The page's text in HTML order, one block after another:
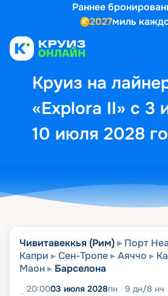
Раннее
2027миль
Круиз на
«Explora II» с 3
10 июля 2028
Выбор кают
Чивитавеккья (Рим) Порт
Капри
Сен-Тропе Аяччо
Маон
Барселона
20:0003 июля 2028пн 9 дн/8 нч